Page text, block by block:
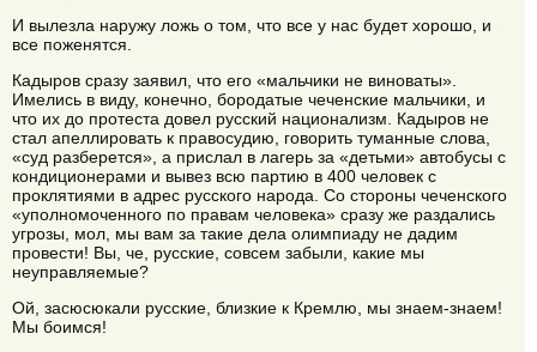
И вылезла наружу ложь о том, что все у нас будет хорошо, и
все поженятся.
Кадыров сразу заявил, что его «мальчики не виноваты».
Имелись в виду, конечно, бородатые чеченские мальчики, и
что их до протеста довел русский национализм. Кадыров не
стал апеллировать к правосудию, говорить туманные слова,
«суд разберется», а прислал в лагерь за «детьми» автобусы с
кондиционерами и вывез всю партию в 400 человек с
проклятиями в адрес русского народа. Со стороны чеченского
«уполномоченного по правам человека» сразу же раздались
угрозы, мол, мы вам за такие дела олимпиаду не дадим
провести! Вы, че, русские, совсем забыли, какие мы
неуправляемые?
Ой, засюсюкали русские, близкие к Кремлю, мы знаем-знаем!
Мы боимся!